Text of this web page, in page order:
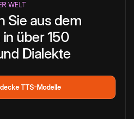
WELT
Sie aus dem
über 150
Dialekte
TTS-Modelle